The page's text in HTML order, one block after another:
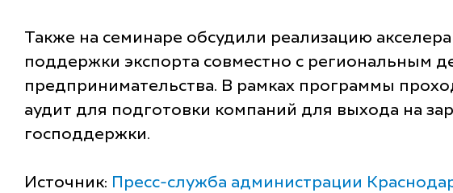
Также на семинаре обсудили реализацию
поддержки экспорта совместно с региональным
предпринимательства. В рамках программы
аудит для подготовки компаний для выхода на
господдержки.
Источник: Пресс-служба администрации